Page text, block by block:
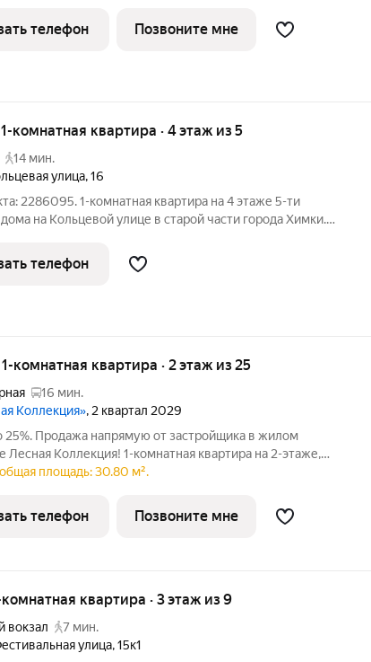
для тех, кто хочет жить в комфортной городской среде и
телефон Позвоните мне
1-комнатная квартира · 4 этаж из 5
14 мин.
улица,16
2286095. 1-комнатная квартира на 4 этаже 5-ти
на Кольцевой улице в старой части города Химки.
коммуникации - централизованные. Подъезд чистый,
телефон
1-комнатная квартира · 2 этаж из 25
16 мин.
Коллекция», 2 квартал 2029
25%. Продажа напрямую от застройщика в жилом
Лесная Коллекция! 1-комнатная квартира на 2-этаже,
Лесная Коллекция это продуманный жилой
площадь: 30.80 м².
телефон Позвоните мне
комнатная квартира · 3 этаж из 9
вокзал
7 мин.
улица,15к1